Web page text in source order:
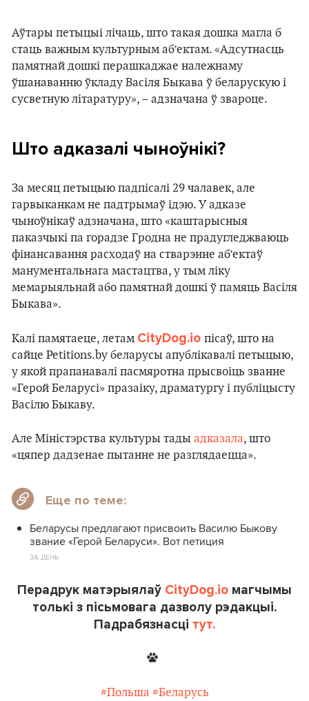
Аўтары петыцыі лічаць, што такая дошка магла б
стаць важным культурным аб’ектам. «Адсутнасць
памятнай дошкі перашкаджае належнаму
ўшанаванню ўкладу Васіля Быкава ў беларускую і
сусветную літаратуру», – адзначана ў звароце.
Што адказалі чыноўнікі?
За месяц петыцыю падпісалі 29 чалавек, але
гарвыканкам не падтрымаў ідэю. У адказе
чыноўнікаў адзначана, што «каштарысныя
паказчыкі па горадзе Гродна не прадугледжваюць
фінансавання расходаў на стварэнне аб’ектаў
манументальнага мастацтва, у тым ліку
мемарыяльнай або памятнай дошкі ў памяць Васіля
Быкава».
Калі памятаеце, летам CityDog.io пісаў, што на
сайце Petitions.by беларусы апублікавалі петыцыю,
у якой прапанавалі пасмяротна прысвоіць званне
«Герой Беларусі» празаіку, драматургу і публіцысту
Васілю Быкаву.
Але Міністэрства культуры тады адказала, што
«цяпер дадзенае пытанне не разглядаецца».
Еще по теме:
Беларусы предлагают присвоить Василю Быкову
звание «Герой Беларуси». Вот петиция
ЗА ДЕНЬ
Перадрук матэрыялаў CityDog.io магчымы
толькі з пісьмовага дазволу рэдакцыі.
Падрабязнасці тут.
#Польша #Беларусь